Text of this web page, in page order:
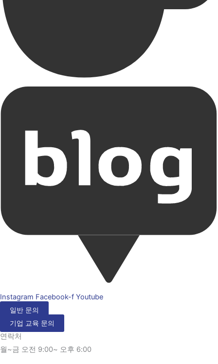
Instagram Facebook-f Youtube
일반 문의
기업 교육 문의
연락처
월~금 오전 9:00~ 오후 6:00